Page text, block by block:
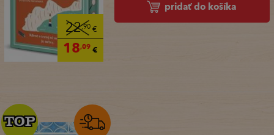
22,90€
18,09€
pridať do košíka
TOP
TOP